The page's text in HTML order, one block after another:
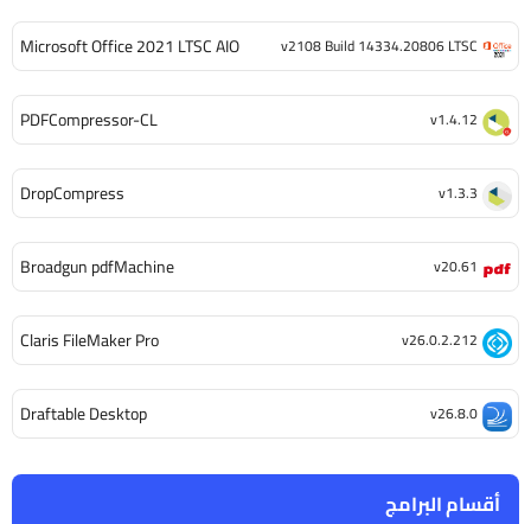
أقسام البرامج
Microsoft Office 2021 LTSC AIO v2108 Build 14334.20806 LTSC
PDFCompressor-CL v1.4.12
DropCompress v1.3.3
Broadgun pdfMachine v20.61
Claris FileMaker Pro v26.0.2.212
Draftable Desktop v26.8.0